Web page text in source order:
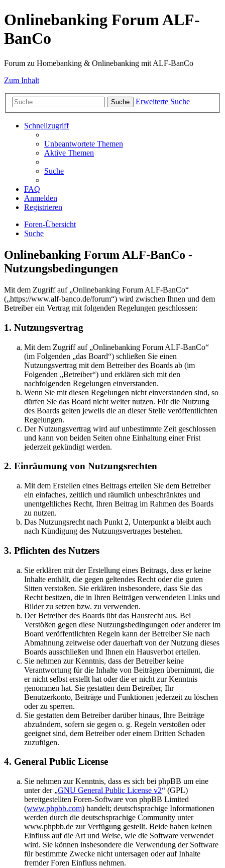
Onlinebanking Forum ALF-
BanCo
Forum zu Homebanking & Onlinebanking mit ALF-BanCo
Zum Inhalt
Suche Erweiterte Suche
Schnellzugriff
Unbeantwortete Themen
Aktive Themen
Suche
FAQ
Anmelden
Registrieren
Foren-Übersicht
Suche
Onlinebanking Forum ALF-BanCo -
Nutzungsbedingungen
Mit dem Zugriff auf „Onlinebanking Forum ALF-BanCo“
(„https://www.alf-banco.de/forum“) wird zwischen Ihnen und dem
Betreiber ein Vertrag mit folgenden Regelungen geschlossen:
1. Nutzungsvertrag
Mit dem Zugriff auf „Onlinebanking Forum ALF-BanCo“
(im Folgenden „das Board“) schließen Sie einen
Nutzungsvertrag mit dem Betreiber des Boards ab (im
Folgenden „Betreiber“) und erklären sich mit den
nachfolgenden Regelungen einverstanden.
Wenn Sie mit diesen Regelungen nicht einverstanden sind, so
dürfen Sie das Board nicht weiter nutzen. Für die Nutzung
des Boards gelten jeweils die an dieser Stelle veröffentlichten
Regelungen.
Der Nutzungsvertrag wird auf unbestimmte Zeit geschlossen
und kann von beiden Seiten ohne Einhaltung einer Frist
jederzeit gekündigt werden.
2. Einräumung von Nutzungsrechten
Mit dem Erstellen eines Beitrags erteilen Sie dem Betreiber
ein einfaches, zeitlich und räumlich unbeschränktes und
unentgeltliches Recht, Ihren Beitrag im Rahmen des Boards
zu nutzen.
Das Nutzungsrecht nach Punkt 2, Unterpunkt a bleibt auch
nach Kündigung des Nutzungsvertrages bestehen.
3. Pflichten des Nutzers
Sie erklären mit der Erstellung eines Beitrags, dass er keine
Inhalte enthält, die gegen geltendes Recht oder die guten
Sitten verstoßen. Sie erklären insbesondere, dass Sie das
Recht besitzen, die in Ihren Beiträgen verwendeten Links und
Bilder zu setzen bzw. zu verwenden.
Der Betreiber des Boards übt das Hausrecht aus. Bei
Verstößen gegen diese Nutzungsbedingungen oder anderer im
Board veröffentlichten Regeln kann der Betreiber Sie nach
Abmahnung zeitweise oder dauerhaft von der Nutzung dieses
Boards ausschließen und Ihnen ein Hausverbot erteilen.
Sie nehmen zur Kenntnis, dass der Betreiber keine
Verantwortung für die Inhalte von Beiträgen übernimmt, die
er nicht selbst erstellt hat oder die er nicht zur Kenntnis
genommen hat. Sie gestatten dem Betreiber, Ihr
Benutzerkonto, Beiträge und Funktionen jederzeit zu löschen
oder zu sperren.
Sie gestatten dem Betreiber darüber hinaus, Ihre Beiträge
abzuändern, sofern sie gegen o. g. Regeln verstoßen oder
geeignet sind, dem Betreiber oder einem Dritten Schaden
zuzufügen.
4. General Public License
Sie nehmen zur Kenntnis, dass es sich bei phpBB um eine
unter der „GNU General Public License v2“ (GPL)
bereitgestellten Foren-Software von phpBB Limited
(www.phpbb.com) handelt; deutschsprachige Informationen
werden durch die deutschsprachige Community unter
www.phpbb.de zur Verfügung gestellt. Beide haben keinen
Einfluss auf die Art und Weise, wie die Software verwendet
wird. Sie können insbesondere die Verwendung der Software
für bestimmte Zwecke nicht untersagen oder auf Inhalte
fremder Foren Einfluss nehmen.